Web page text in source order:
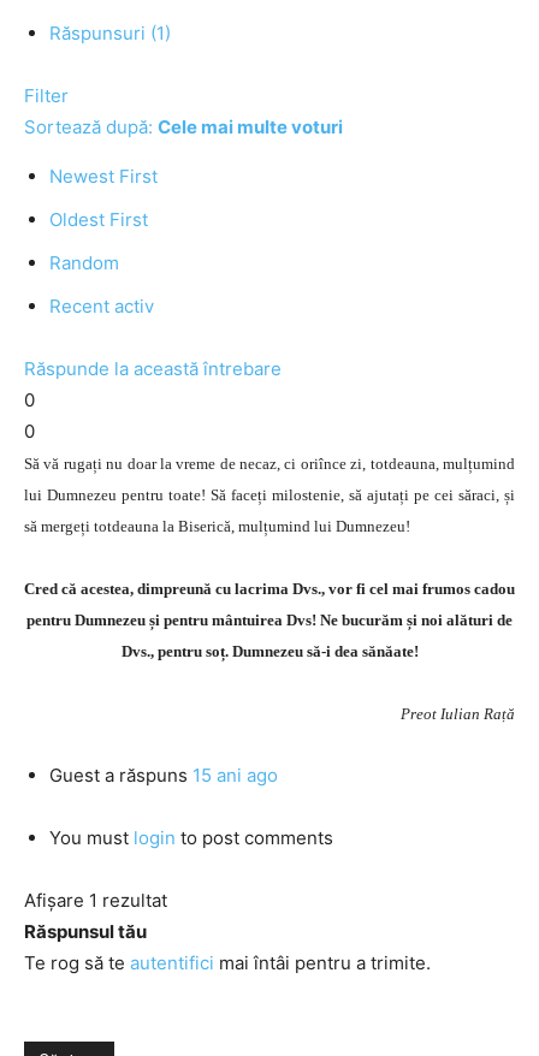
Răspunsuri (1)
Filter
Sortează după: Cele mai multe voturi
Newest First
Oldest First
Random
Recent activ
Răspunde la această întrebare
0
0
Să vă rugați nu doar la vreme de necaz, ci oriînce zi, totdeauna, mulțumind
lui Dumnezeu pentru toate! Să faceți milostenie, să ajutați pe cei săraci, și
să mergeți totdeauna la Biserică, mulțumind lui Dumnezeu!
Cred că acestea, dimpreună cu lacrima Dvs., vor fi cel mai frumos cadou
pentru Dumnezeu și pentru mântuirea Dvs! Ne bucurăm și noi alături de
Dvs., pentru soț. Dumnezeu să-i dea sănăate!
Preot Iulian Rață
Guest a răspuns 15 ani ago
You must login to post comments
Afișare 1 rezultat
Răspunsul tău
Te rog să te autentifici mai întâi pentru a trimite.